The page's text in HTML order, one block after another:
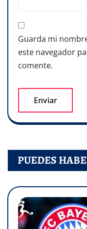
Guarda mi
este navegador
comente.
PUEDES